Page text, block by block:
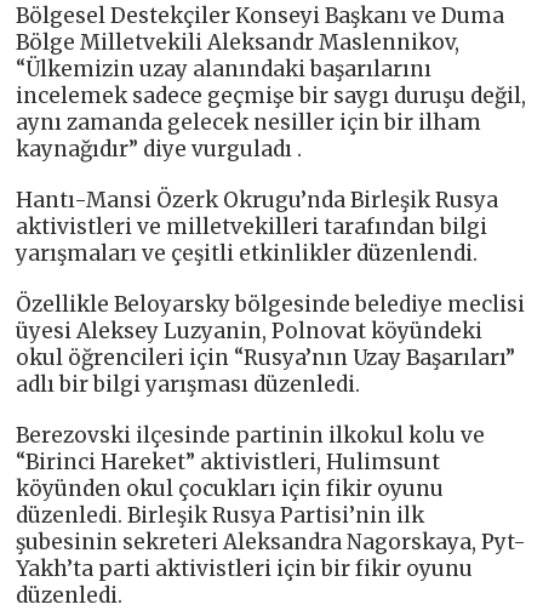
Bölgesel Destekçiler Konseyi Başkanı ve Duma
Bölge Milletvekili Aleksandr Maslennikov,
“Ülkemizin uzay alanındaki başarılarını
incelemek sadece geçmişe bir saygı duruşu değil,
aynı zamanda gelecek nesiller için bir ilham
kaynağıdır” diye vurguladı .
Hantı-Mansi Özerk Okrugu’nda Birleşik Rusya
aktivistleri ve milletvekilleri tarafından bilgi
yarışmaları ve çeşitli etkinlikler düzenlendi.
Özellikle Beloyarsky bölgesinde belediye meclisi
üyesi Aleksey Luzyanin, Polnovat köyündeki
okul öğrencileri için “Rusya’nın Uzay Başarıları”
adlı bir bilgi yarışması düzenledi.
Berezovski ilçesinde partinin ilkokul kolu ve
“Birinci Hareket” aktivistleri, Hulimsunt
köyünden okul çocukları için fikir oyunu
düzenledi. Birleşik Rusya Partisi’nin ilk
şubesinin sekreteri Aleksandra Nagorskaya, Pyt-
Yakh’ta parti aktivistleri için bir fikir oyunu
düzenledi.